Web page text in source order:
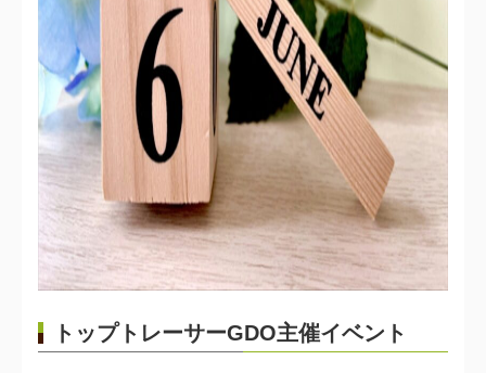
トップトレーサーGDO主催イベント